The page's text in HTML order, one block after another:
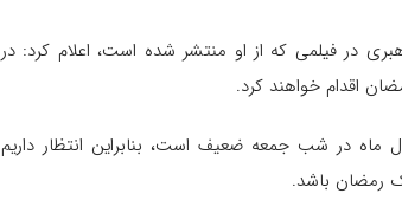
در فیلمی که از او منتشر شده است، اعلام کرد: در
در شب جمعه ضعیف است، بنابراین انتظار داریم